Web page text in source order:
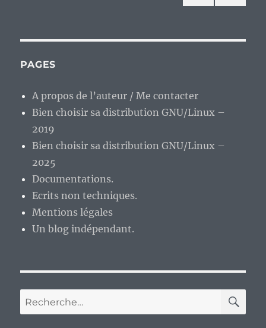
publications
ANT
PAGES
A propos de l’auteur / Me contacter
Bien choisir sa distribution GNU/Linux –
2019
Bien choisir sa distribution GNU/Linux –
2025
Documentations.
Ecrits non techniques.
Mentions légales
Un blog indépendant.
Recherche
pour :